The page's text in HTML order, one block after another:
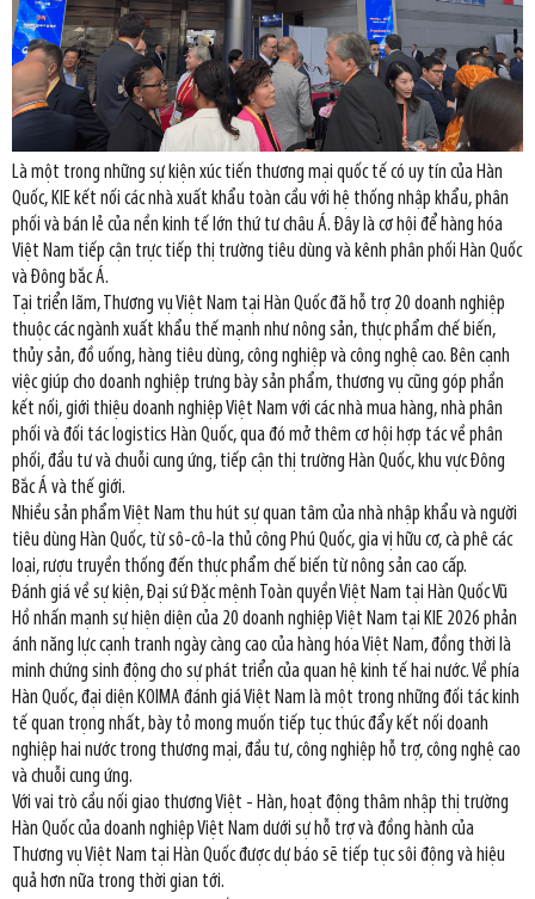
Là một trong những sự kiện xúc tiến thương mại quốc tế có uy tín của Hàn
Quốc, KIE kết nối các nhà xuất khẩu toàn cầu với hệ thống nhập khẩu, phân
phối và bán lẻ của nền kinh tế lớn thứ tư châu Á. Đây là cơ hội để hàng hóa
Việt Nam tiếp cận trực tiếp thị trường tiêu dùng và kênh phân phối Hàn Quốc
và Đông bắc Á.
Tại triển lãm, Thương vụ Việt Nam tại Hàn Quốc đã hỗ trợ 20 doanh nghiệp
thuộc các ngành xuất khẩu thế mạnh như nông sản, thực phẩm chế biến,
thủy sản, đồ uống, hàng tiêu dùng, công nghiệp và công nghệ cao. Bên cạnh
việc giúp cho doanh nghiệp trưng bày sản phẩm, thương vụ cũng góp phần
kết nối, giới thiệu doanh nghiệp Việt Nam với các nhà mua hàng, nhà phân
phối và đối tác logistics Hàn Quốc, qua đó mở thêm cơ hội hợp tác về phân
phối, đầu tư và chuỗi cung ứng, tiếp cận thị trường Hàn Quốc, khu vực Đông
Bắc Á và thế giới.
Nhiều sản phẩm Việt Nam thu hút sự quan tâm của nhà nhập khẩu và người
tiêu dùng Hàn Quốc, từ sô-cô-la thủ công Phú Quốc, gia vị hữu cơ, cà phê các
loại, rượu truyền thống đến thực phẩm chế biến từ nông sản cao cấp.
Đánh giá về sự kiện, Đại sứ Đặc mệnh Toàn quyền Việt Nam tại Hàn Quốc Vũ
Hồ nhấn mạnh sự hiện diện của 20 doanh nghiệp Việt Nam tại KIE 2026 phản
ánh năng lực cạnh tranh ngày càng cao của hàng hóa Việt Nam, đồng thời là
minh chứng sinh động cho sự phát triển của quan hệ kinh tế hai nước. Về phía
Hàn Quốc, đại diện KOIMA đánh giá Việt Nam là một trong những đối tác kinh
tế quan trọng nhất, bày tỏ mong muốn tiếp tục thúc đẩy kết nối doanh
nghiệp hai nước trong thương mại, đầu tư, công nghiệp hỗ trợ, công nghệ cao
và chuỗi cung ứng.
Với vai trò cầu nối giao thương Việt - Hàn, hoạt động thâm nhập thị trường
Hàn Quốc của doanh nghiệp Việt Nam dưới sự hỗ trợ và đồng hành của
Thương vụ Việt Nam tại Hàn Quốc được dự báo sẽ tiếp tục sôi động và hiệu
quả hơn nữa trong thời gian tới.